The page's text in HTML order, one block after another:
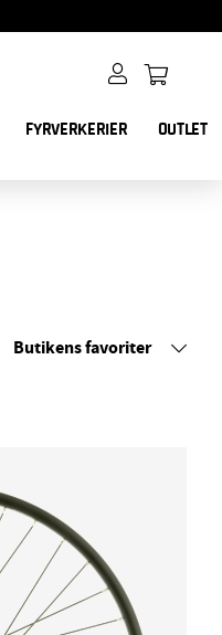
FYRVERKERIER
OUTLET
Butikens favoriter